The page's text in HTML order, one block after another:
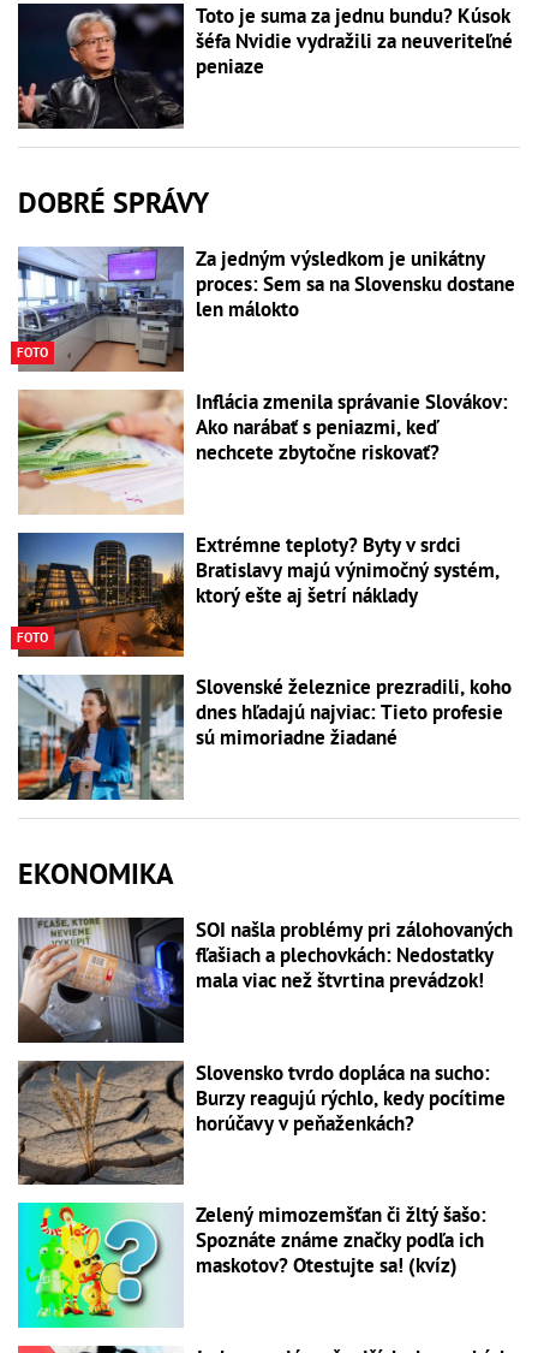
Toto je suma za jednu bundu? Kúsok
šéfa Nvidie vydražili za neuveriteľné
peniaze
DOBRÉ SPRÁVY
FOTO
Za jedným výsledkom je unikátny
proces: Sem sa na Slovensku dostane
len málokto
Inflácia zmenila správanie Slovákov:
Ako narábať s peniazmi, keď
nechcete zbytočne riskovať?
FOTO
Extrémne teploty? Byty v srdci
Bratislavy majú výnimočný systém,
ktorý ešte aj šetrí náklady
Slovenské železnice prezradili, koho
dnes hľadajú najviac: Tieto profesie
sú mimoriadne žiadané
EKONOMIKA
SOI našla problémy pri zálohovaných
fľašiach a plechovkách: Nedostatky
mala viac než štvrtina prevádzok!
Slovensko tvrdo dopláca na sucho:
Burzy reagujú rýchlo, kedy pocítime
horúčavy v peňaženkách?
Zelený mimozemšťan či žltý šašo:
Spoznáte známe značky podľa ich
maskotov? Otestujte sa! (kvíz)